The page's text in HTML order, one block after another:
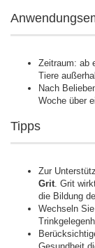
Zeitraum: ab
Tiere
Nach
Woche über
Tipps
Zur
Grit . Grit
die Bildung
Wechseln